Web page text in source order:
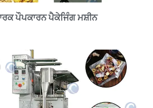
ਪੌਪਕਾਰਨ ਪੈਕੇਜਿੰਗ ਮਸ਼ੀਨ